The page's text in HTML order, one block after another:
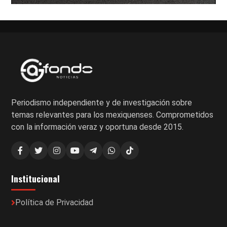
Periodismo independiente y de investigación sobre
temas relevantes para los mexiquenses. Comprometidos
con la información veraz y oportuna desde 2015.
Institucional
Política de Privacidad